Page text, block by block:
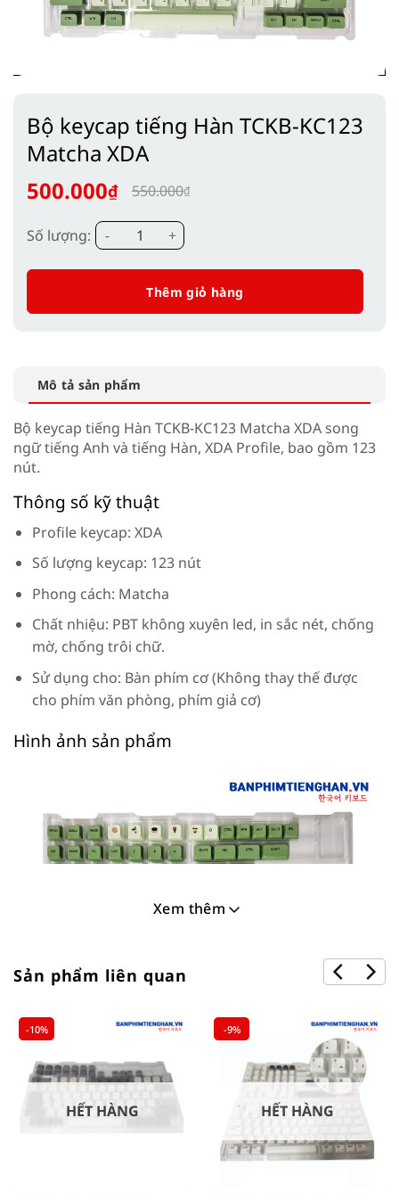
Bộ keycap tiếng Hàn TCKB-KC123
Matcha XDA
550.000₫
gốc
550.000₫.
500.000₫
hiện
là:
Số lượng: Bộ keycap tiếng Hàn TCKB-KC123 Matcha XDA
Thêm giỏ hàng
Mô tả sản phẩm
Bộ keycap tiếng Hàn TCKB-KC123 Matcha XDA song
ngữ tiếng Anh và tiếng Hàn, XDA Profile, bao gồm 123
nút.
Thông số kỹ thuật
Profile keycap: XDA
Số lượng keycap: 123 nút
Phong cách: Matcha
Chất nhiệu: PBT không xuyên led, in sắc nét, chống
mờ, chống trôi chữ.
Sử dụng cho: Bàn phím cơ (Không thay thế được
cho phím văn phòng, phím giả cơ)
Hình ảnh sản phẩm
Xem thêm
Sản phẩm liên quan
-10%
HẾT HÀNG
-9%
HẾT HÀNG